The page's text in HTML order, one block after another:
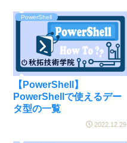
PowerShell
【PowerShell】
PowerShellで使えるデー
タ型の一覧
2022.12.29